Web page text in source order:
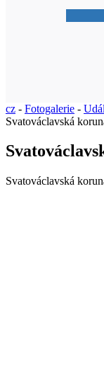
cz - Fotogalerie -
Svatováclavská
Svatováclavská